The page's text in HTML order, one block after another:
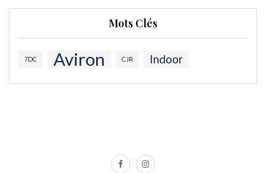
Mots Clés
7DC Aviron CJR Indoor